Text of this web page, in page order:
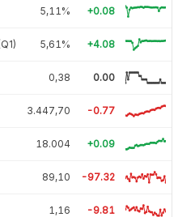
5,11% +0.08
5,61% +4.08
0,38 0.00
3.447,70 -0.77
18.004 +0.09
89,10 -97.32
1,16 -9.81